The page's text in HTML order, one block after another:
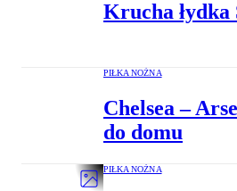
Krucha
PIŁKA NOŻNA
Chelsea –
do domu
PIŁKA NOŻNA